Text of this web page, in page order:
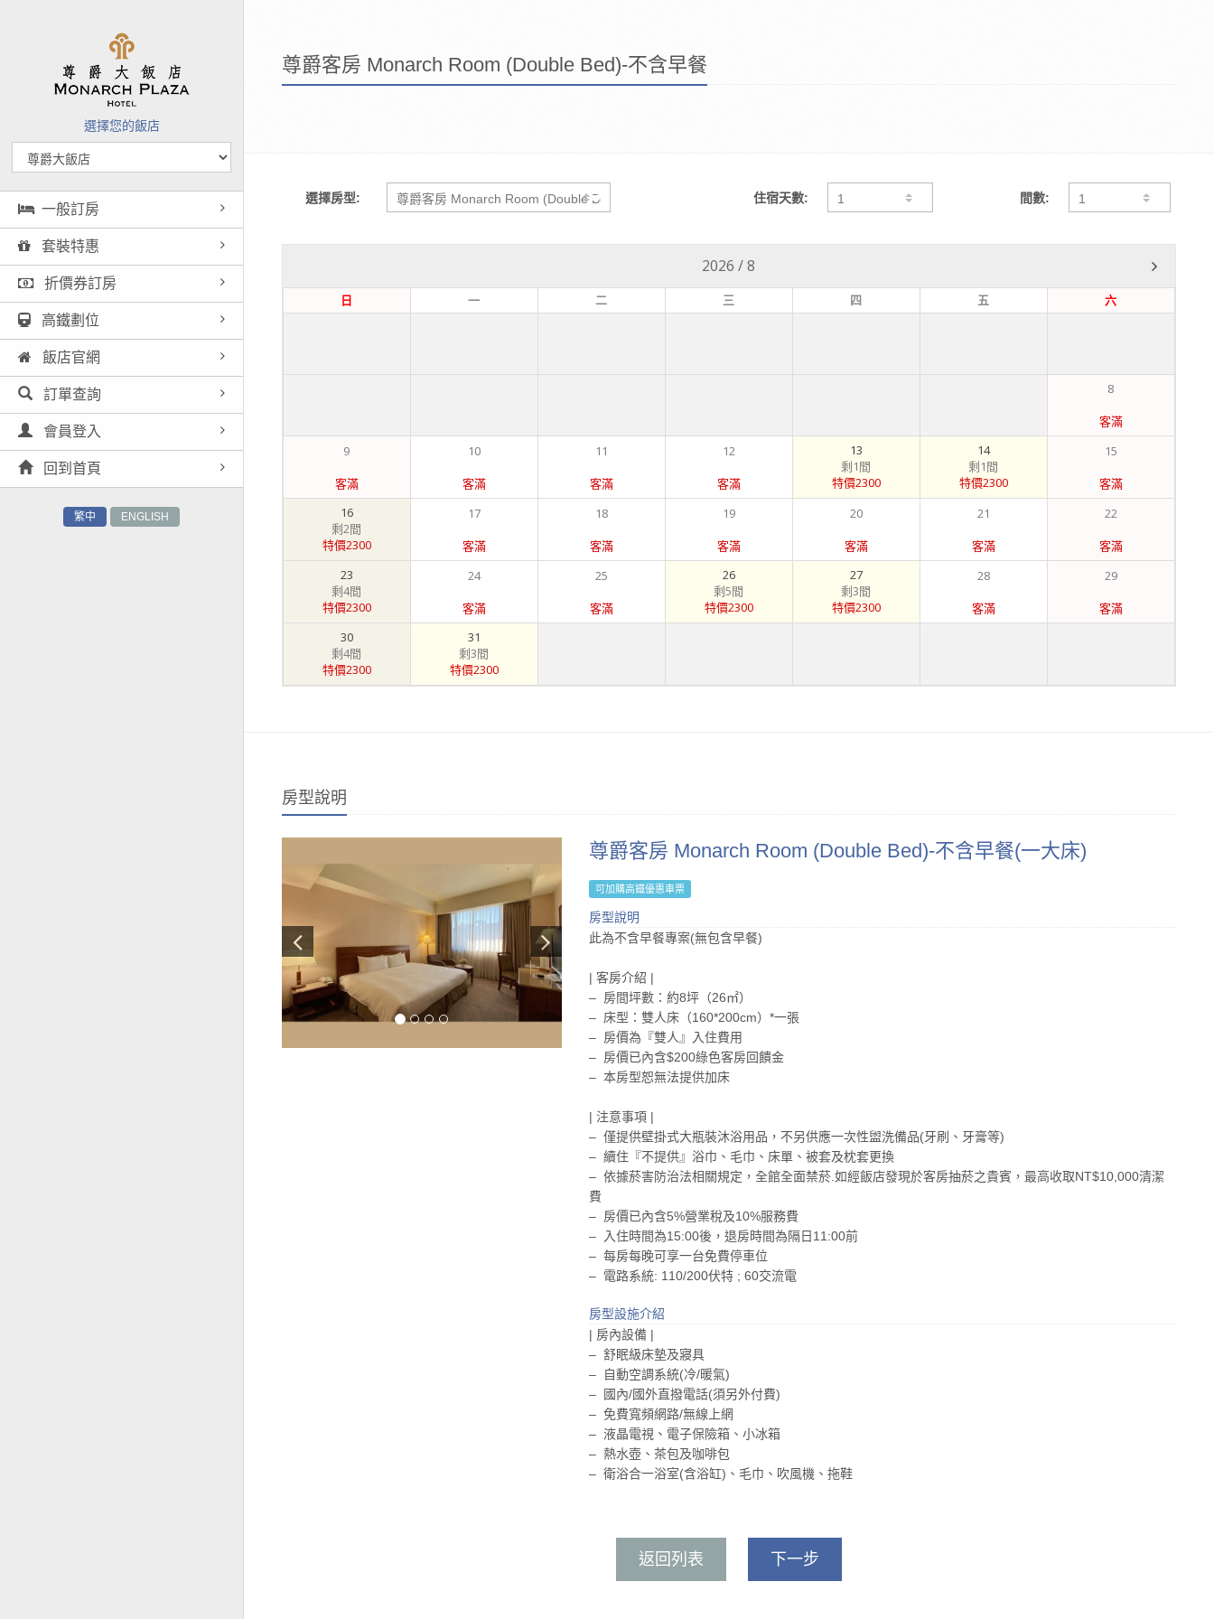
選擇您的飯店
一般訂房
套裝特惠
折價券訂房
高鐵劃位
飯店官網
訂單查詢
會員登入
回到首頁
繁中 ENGLISH
尊爵客房 Monarch Room (Double Bed)-不含早餐
選擇房型: 住宿天數: 間數:
2026 /8
日 一 二 三 四 五 六
8
客滿
9
客滿
10
客滿
11
客滿
12
客滿
13
剩1間
特價2300
14
剩1間
特價2300
15
客滿
16
剩2間
特價2300
17
客滿
18
客滿
19
客滿
20
客滿
21
客滿
22
客滿
23
剩4間
特價2300
24
客滿
25
客滿
26
剩5間
特價2300
27
剩3間
特價2300
28
客滿
29
客滿
30
剩4間
特價2300
31
剩3間
特價2300
房型說明
尊爵客房 Monarch Room (Double Bed)-不含早餐(一大床)
可加購高鐵優惠車票
房型說明
此為不含早餐專案(無包含早餐)
| 客房介紹 |
– 房間坪數：約8坪（26㎡）
– 床型：雙人床（160*200cm）*一張
– 房價為『雙人』入住費用
– 房價已內含$200綠色客房回饋金
– 本房型恕無法提供加床
| 注意事項 |
– 僅提供壁掛式大瓶裝沐浴用品，不另供應一次性盥洗備品(牙刷、牙膏等)
– 續住『不提供』浴巾、毛巾、床單、被套及枕套更換
– 依據菸害防治法相關規定，全館全面禁菸.如經飯店發現於客房抽菸之貴賓，最高收取NT$10,000清潔
費
– 房價已內含5%營業稅及10%服務費
– 入住時間為15:00後，退房時間為隔日11:00前
– 每房每晚可享一台免費停車位
– 電路系統: 110/200伏特 ; 60交流電
房型設施介紹
| 房內設備 |
– 舒眠級床墊及寢具
– 自動空調系統(冷/暖氣)
– 國內/國外直撥電話(須另外付費)
– 免費寬頻網路/無線上網
– 液晶電視、電子保險箱、小冰箱
– 熱水壺、茶包及咖啡包
– 衛浴合一浴室(含浴缸)、毛巾、吹風機、拖鞋
返回列表 下一步